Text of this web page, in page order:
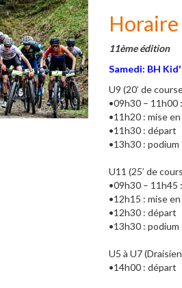
Horaire
11ème édition
Samedi: BH
U9 (20’ de
•09h30 –
•11h20 : mise
•11h30 : départ
•13h30 : podium
U11 (25’ de
•09h30 –
•12h15 : mise
•12h30 : départ
•13h30 : podium
U5 à U7
•14h00 : départ